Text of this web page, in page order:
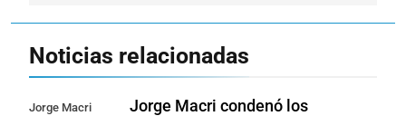
Noticias relacionadas
Jorge Macri
Jorge Macri condenó los